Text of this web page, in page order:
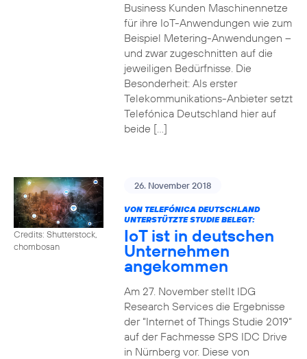
Business Kunden Maschinennetze
für ihre IoT-Anwendungen wie zum
Beispiel Metering-Anwendungen –
und zwar zugeschnitten auf die
jeweiligen Bedürfnisse. Die
Besonderheit: Als erster
Telekommunikations-Anbieter setzt
Telefónica Deutschland hier auf
beide […]
Credits: Shutterstock,
chombosan
26. November 2018
VON TELEFÓNICA DEUTSCHLAND
UNTERSTÜTZTE STUDIE BELEGT:
IoT ist in deutschen
Unternehmen
angekommen
Am 27. November stellt IDG
Research Services die Ergebnisse
der “Internet of Things Studie 2019“
auf der Fachmesse SPS IDC Drive
in Nürnberg vor. Diese von